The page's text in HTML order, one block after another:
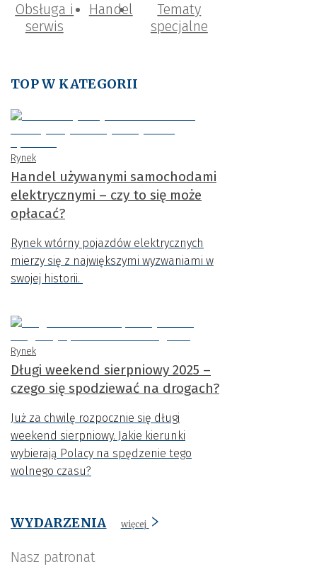
Obsługa i
serwis
Handel
Tematy
specjalne
TOP W KATEGORII
Rynek
Handel używanymi samochodami
elektrycznymi – czy to się może
opłacać?
Rynek wtórny pojazdów elektrycznych
mierzy się z największymi wyzwaniami w
swojej historii.
Rynek
Długi weekend sierpniowy 2025 –
czego się spodziewać na drogach?
Już za chwilę rozpocznie się długi
weekend sierpniowy. Jakie kierunki
wybierają Polacy na spędzenie tego
wolnego czasu?
WYDARZENIA więcej
Nasz patronat